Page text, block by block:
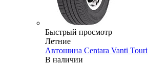
Быстрый просмотр
Летние
Автошина Centara Vanti
В наличии